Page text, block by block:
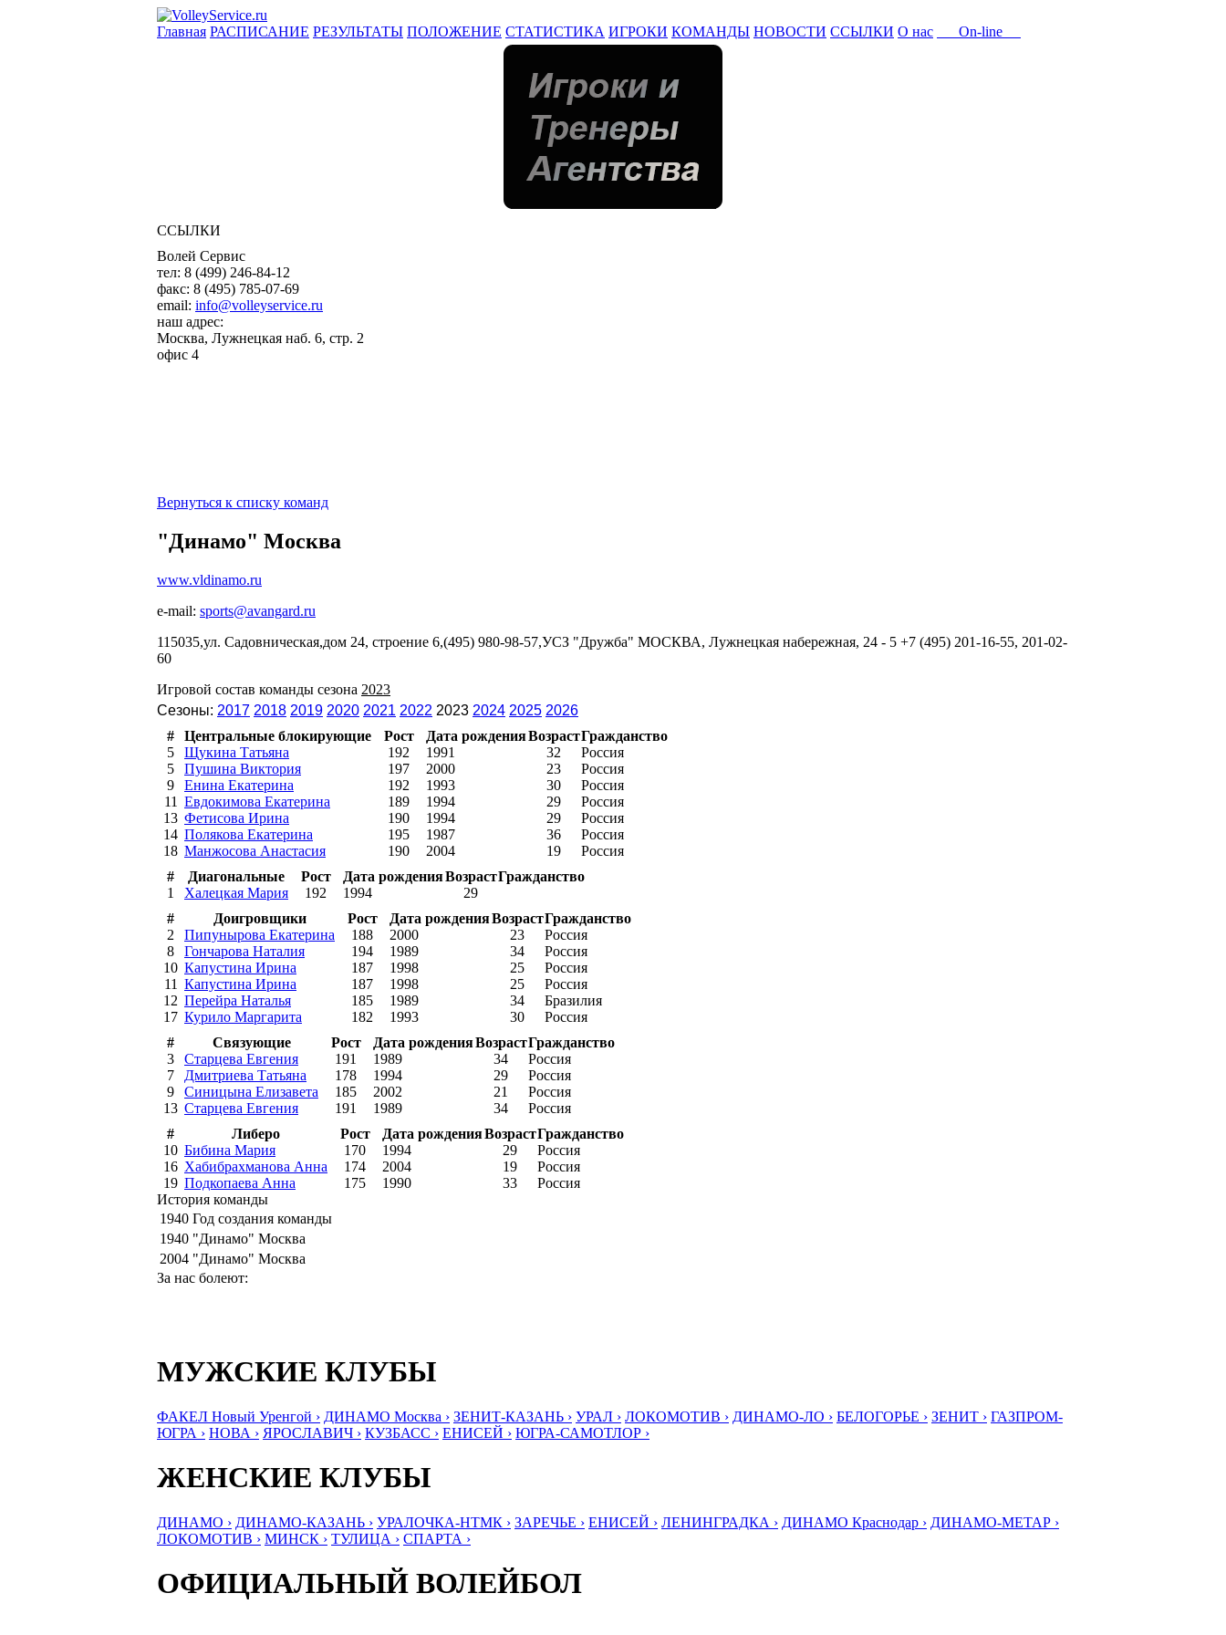
Главная РАСПИСАНИЕ РЕЗУЛЬТАТЫ ПОЛОЖЕНИЕ СТАТИСТИКА ИГРОКИ КОМАНДЫ НОВОСТИ ССЫЛКИ О нас On-line
ССЫЛКИ
Волей Сервис
тел: 8 (499) 246-84-12
факс: 8 (495) 785-07-69
email: info@volleyservice.ru
наш адрес:
Москва, Лужнецкая наб. 6, стр. 2
офис 4
Вернуться к списку команд
"Динамо" Москва
www.vldinamo.ru
e-mail: sports@avangard.ru
115035,ул. Садовническая,дом 24, строение 6,(495) 980-98-57,УСЗ "Дружба" МОСКВА, Лужнецкая набережная, 24 - 5 +7 (495) 201-16-55, 201-02-
60
Игровой состав команды сезона 2023
Сезоны: 2017 2018 2019 2020 2021 2022 2023 2024 2025 2026
#
Центральные блокирующие Рост Дата рожденияВозрастГражданство
5
Щукина Татьяна 192 1991 32
Россия
5
Пушина Виктория 197 2000 23
Россия
9
Енина Екатерина 192 1993 30
Россия
11 Евдокимова Екатерина 189 1994 29
Россия
13 Фетисова Ирина 190 1994 29
Россия
14 Полякова Екатерина 195 1987 36
Россия
18 Манжосова Анастасия 190 2004 19
Россия
#
Диагональные Рост Дата рожденияВозрастГражданство
1
Халецкая Мария 192 1994
29
#
Доигровщики Рост Дата рожденияВозрастГражданство
2
Пипунырова Екатерина 188 2000 23
Россия
8
Гончарова Наталия 194 1989 34
Россия
10 Капустина Ирина 187 1998 25
Россия
11 Капустина Ирина 187 1998 25
Россия
12 Перейра Наталья 185 1989 34
Бразилия
17 Курило Маргарита 182 1993 30
Россия
#
Связующие Рост Дата рожденияВозрастГражданство
3
Старцева Евгения 191 1989 34
Россия
7
Дмитриева Татьяна 178 1994 29
Россия
9
Синицына Елизавета 185 2002 21
Россия
13 Старцева Евгения 191 1989 34
Россия
#
Либеро Рост Дата рожденияВозрастГражданство
10 Бибина Мария 170 1994 29
Россия
16 Хабибрахманова Анна 174 2004 19
Россия
19 Подкопаева Анна 175 1990 33
Россия
История команды
1940 Год создания команды
1940 "Динамо" Москва
2004 "Динамо" Москва
За нас болеют:
МУЖСКИЕ КЛУБЫ
ФАКЕЛ Новый Уренгой › ДИНАМО Москва › ЗЕНИТ-КАЗАНЬ › УРАЛ › ЛОКОМОТИВ › ДИНАМО-ЛО › БЕЛОГОРЬЕ › ЗЕНИТ › ГАЗПРОМ-
ЮГРА › НОВА › ЯРОСЛАВИЧ › КУЗБАСС › ЕНИСЕЙ › ЮГРА-САМОТЛОР ›
ЖЕНСКИЕ КЛУБЫ
ДИНАМО › ДИНАМО-КАЗАНЬ › УРАЛОЧКА-НТМК › ЗАРЕЧЬЕ › ЕНИСЕЙ › ЛЕНИНГРАДКА › ДИНАМО Краснодар › ДИНАМО-МЕТАР ›
ЛОКОМОТИВ › МИНСК › ТУЛИЦА › СПАРТА ›
ОФИЦИАЛЬНЫЙ ВОЛЕЙБОЛ